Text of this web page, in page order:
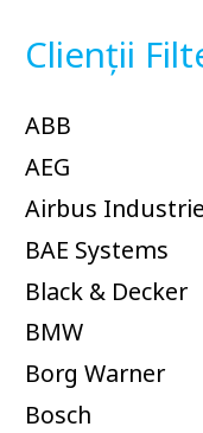
Clienții
ABB
AEG
Airbus Industrie
BAE Systems
Black & Decker
BMW
Borg Warner
Bosch